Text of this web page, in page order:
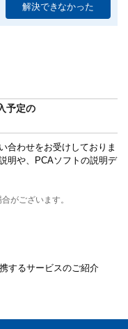
解決できなかった
予定の
合わせをお受けしておりま
明や、PCAソフトの説明デ
がございます。
するサービスのご紹介